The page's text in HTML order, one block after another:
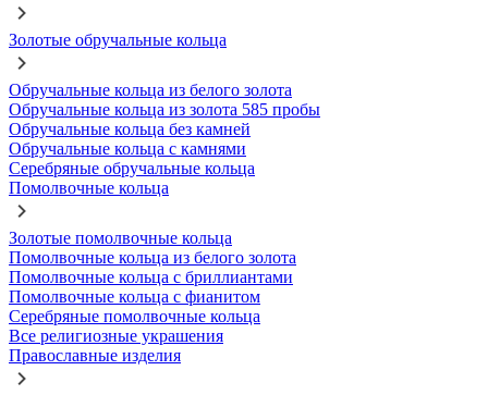
Золотые обручальные кольца
Обручальные кольца из белого золота
Обручальные кольца из золота 585 пробы
Обручальные кольца без камней
Обручальные кольца с камнями
Серебряные обручальные кольца
Помолвочные кольца
Золотые помолвочные кольца
Помолвочные кольца из белого золота
Помолвочные кольца с бриллиантами
Помолвочные кольца с фианитом
Серебряные помолвочные кольца
Все религиозные украшения
Православные изделия